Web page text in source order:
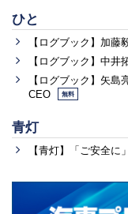
ひと
【ログブック】加藤
【ログブック】中
【ログブック】矢
CEO
無料
青灯
【青灯】「ご安全に